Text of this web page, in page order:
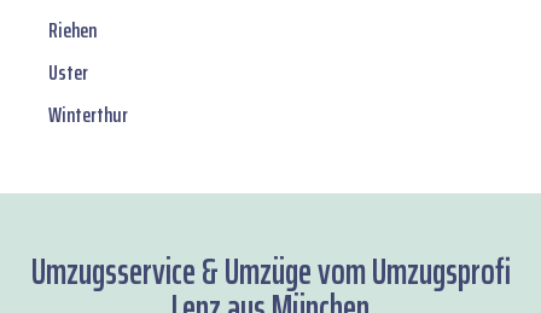
Riehen
Uster
Winterthur
Umzugsservice & Umzüge vom Umzugsprofi